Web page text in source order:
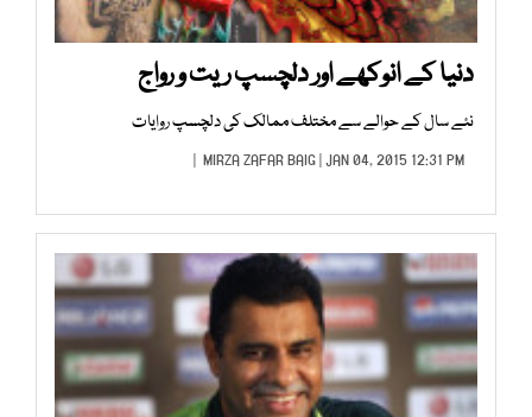
دنیا کے انوکھے اور دلچسپ ریت و رواج
نئے سال کے حوالے سے مختلف ممالک کی دلچسپ روایات
MIRZA ZAFAR BAIG| JAN 04, 2015 12:31 PM |